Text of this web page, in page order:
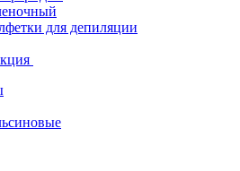
для депиляции